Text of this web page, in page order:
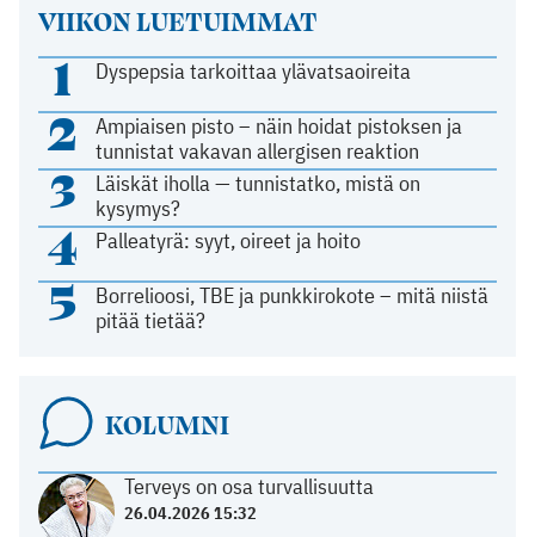
VIIKON LUETUIMMAT
1 Dyspepsia tarkoittaa ylävatsaoireita
2
Ampiaisen pisto – näin hoidat pistoksen ja
tunnistat vakavan allergisen reaktion
3
Läiskät iholla — tunnistatko, mistä on
kysymys?
4 Palleatyrä: syyt, oireet ja hoito
5
Borrelioosi, TBE ja punkkirokote – mitä niistä
pitää tietää?
KOLUMNI
Terveys on osa turvallisuutta
26.04.2026 15:32